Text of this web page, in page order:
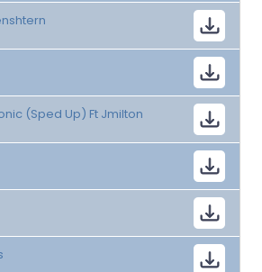
(Sped Up) Ft Jmilton